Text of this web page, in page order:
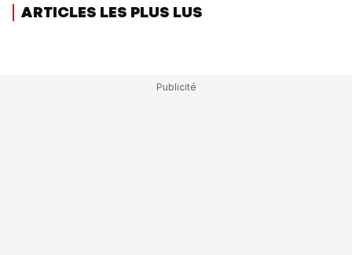
ARTICLES LES PLUS LUS